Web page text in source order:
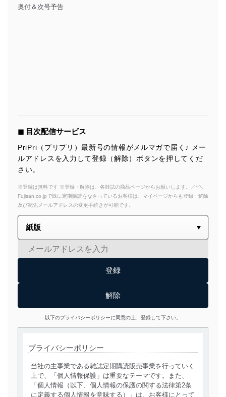
奥付＆次号予告
◼︎ 目次配信サービス
PriPri（プリプリ）最新号の情報がメルマガで届く♪ メー
ルアドレスを入力して登録（解除）ボタンを押してくだ
さい。
※登録は無料です ※登録・解除は、各雑誌の商品ページからお願いします。／~＼
Fujisan.co.jpで既に定期購読をなさっているお客様は、マイページからも登録・解除
及び宛先メールアドレスの変更手続きが可能です。
以下のプライバシーポリシーに同意の上、登録して下さい。
プライバシーポリシー
当社の主事業である雑誌定期購読販売事業を行っていく
上で、「個人情報保護」は重要なテーマです。また、
「個人情報（以下、個人情報の保護の関する法律第2条
に定義する個人情報を意味する）」は、お客様にとって